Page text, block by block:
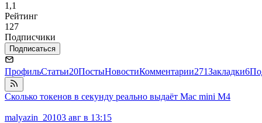
1,1
Рейтинг
127
Подписчики
Подписаться
ПрофильСтатьи20ПостыНовостиКомментарии271Закладки6
Сколько токенов в секунду реально выдаёт Mac mini M4
malyazin_20103 авг в 13:15